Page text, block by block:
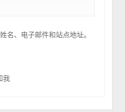
名、电子邮件和站点地址。
我